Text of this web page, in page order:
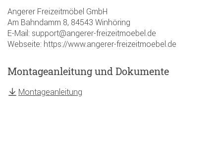
Angerer Freizeitmöbel GmbH
Am Bahndamm 8, 84543 Winhöring
E-Mail: support@angerer-freizeitmoebel.de
Webseite: https://www.angerer-freizeitmoebel.de
Montageanleitung und Dokumente
Montageanleitung